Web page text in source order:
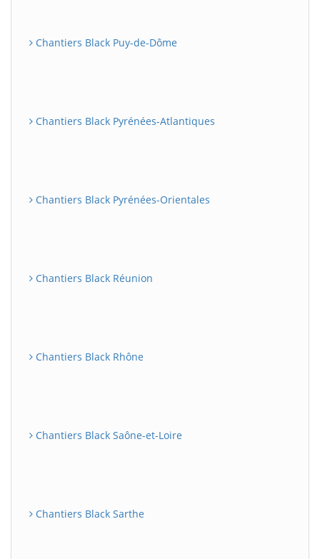
Chantiers Black Puy-de-Dôme
Chantiers Black Pyrénées-Atlantiques
Chantiers Black Pyrénées-Orientales
Chantiers Black Réunion
Chantiers Black Rhône
Chantiers Black Saône-et-Loire
Chantiers Black Sarthe